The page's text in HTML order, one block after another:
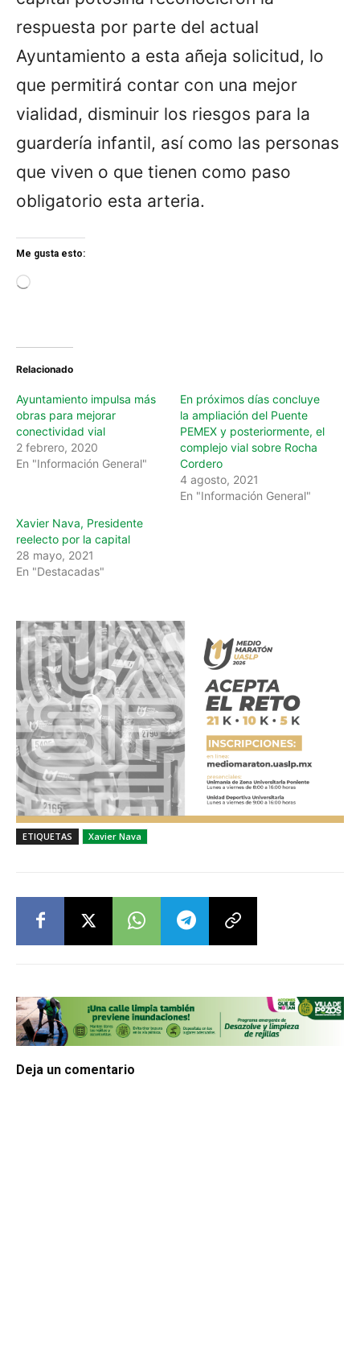
respuesta por parte del actual
Ayuntamiento a esta añeja solicitud, lo
que permitirá contar con una mejor
vialidad, disminuir los riesgos para la
guardería infantil, así como las personas
que viven o que tienen como paso
obligatorio esta arteria.
Me gusta esto:
g
Relacionado
Ayuntamiento impulsa más
obras para mejorar
conectividad vial
2 febrero, 2020
En "Información General"
En próximos días concluye
la ampliación del Puente
PEMEX y posteriormente, el
complejo vial sobre Rocha
Cordero
4 agosto, 2021
En "Información General"
Xavier Nava, Presidente
reelecto por la capital
28 mayo, 2021
En "Destacadas"
ETIQUETAS Xavier Nava
Deja un comentario